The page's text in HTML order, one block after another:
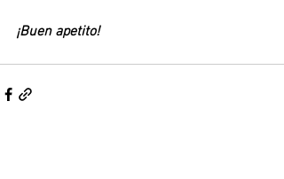
¡Buen apetito!